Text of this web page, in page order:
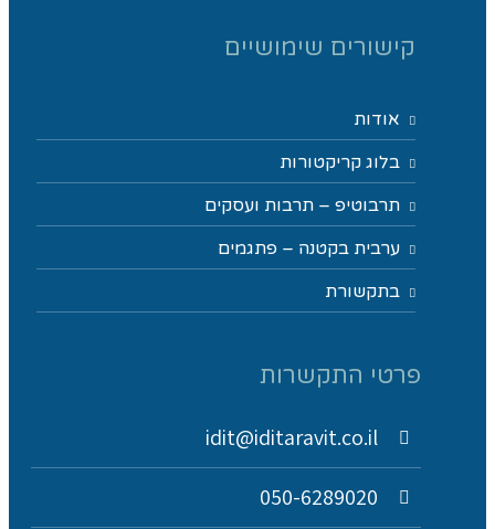
קישורים שימושיים
אודות
בלוג קריקטורות
תרבוטיפ – תרבות ועסקים
ערבית בקטנה – פתגמים
בתקשורת
פרטי התקשרות
idit@iditaravit.co.il
050-6289020